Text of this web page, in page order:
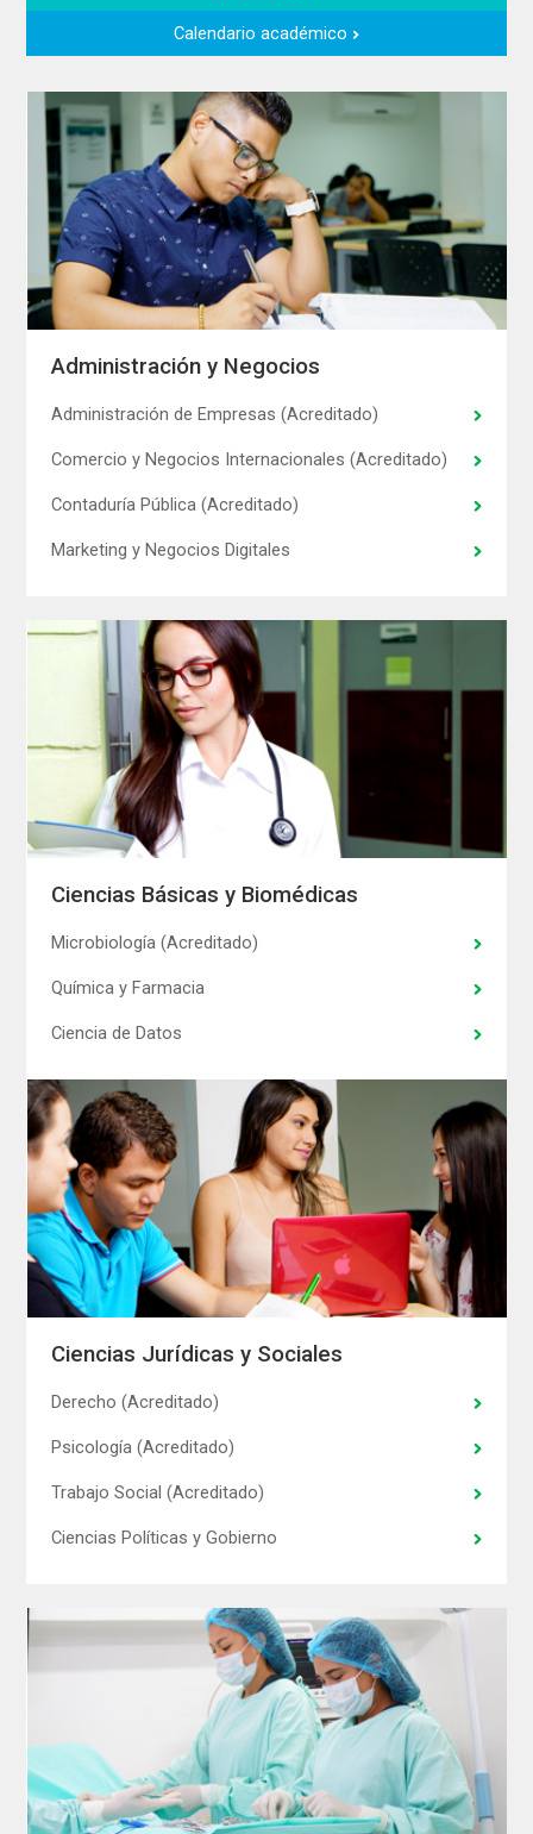
Calendario académico
Administración y Negocios
Administración de Empresas (Acreditado)
Comercio y Negocios Internacionales (Acreditado)
Contaduría Pública (Acreditado)
Marketing y Negocios Digitales
Ciencias Básicas y Biomédicas
Microbiología (Acreditado)
Química y Farmacia
Ciencia de Datos
Ciencias Jurídicas y Sociales
Derecho (Acreditado)
Psicología (Acreditado)
Trabajo Social (Acreditado)
Ciencias Políticas y Gobierno